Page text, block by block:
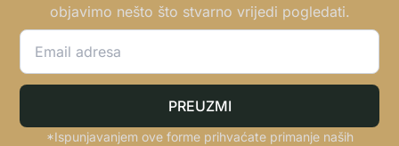
objavimo nešto što stvarno vrijedi pogledati.
PREUZMI
*Ispunjavanjem ove forme prihvaćate primanje naših